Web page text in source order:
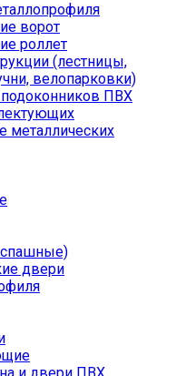
ворот
роллет
(лестницы,
велопарковки)
ПВХ
металлических
двери